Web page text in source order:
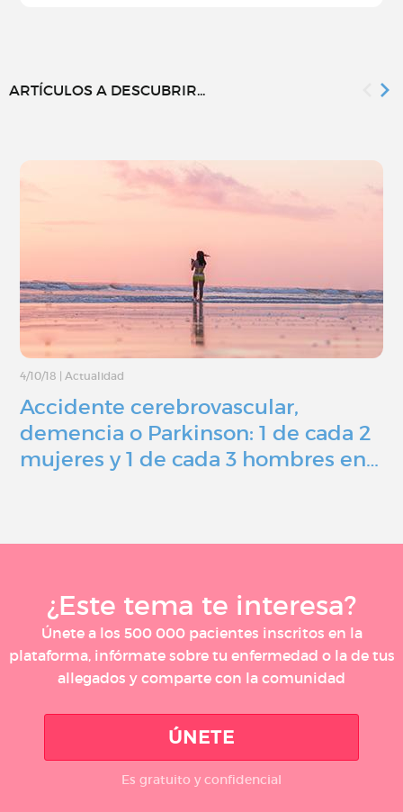
ARTÍCULOS A DESCUBRIR...
4/10/18 Actualidad
Accidente cerebrovascular,
demencia o Parkinson: 1 de cada 2
mujeres y 1 de cada 3 hombres en…
¿Este tema te interesa?
Únete a los 500 000 pacientes inscritos en la
plataforma, infórmate sobre tu enfermedad o la de tus
allegados y comparte con la comunidad
ÚNETE
Es gratuito y confidencial